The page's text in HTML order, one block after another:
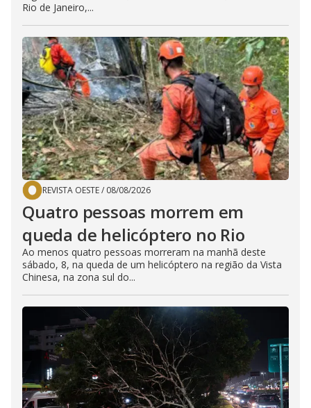
Rio de Janeiro,...
REVISTA OESTE/ 08/08/2026
Quatro pessoas morrem em
queda de helicóptero no Rio
Ao menos quatro pessoas morreram na manhã deste
sábado, 8, na queda de um helicóptero na região da Vista
Chinesa, na zona sul do...